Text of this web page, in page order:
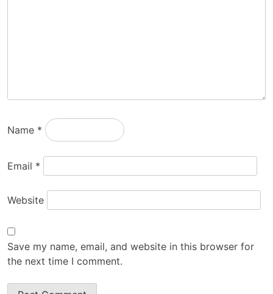
Name *
Email *
Website
Save my name, email, and website in this browser for
the next time I comment.